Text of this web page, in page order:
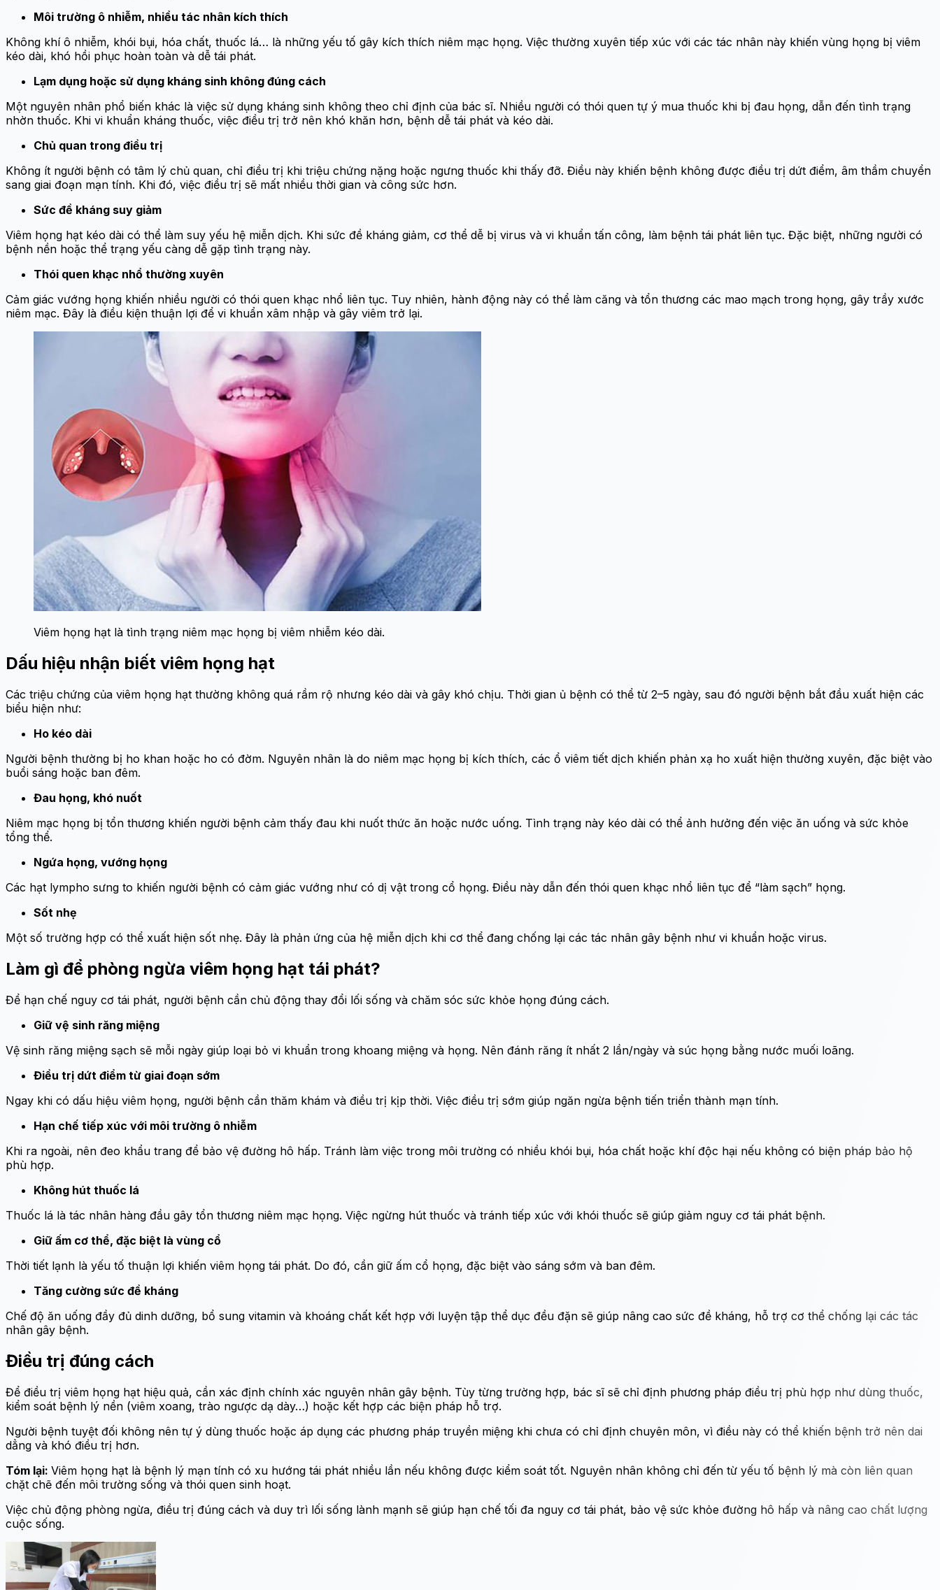
Môi trường ô nhiễm, nhiều tác nhân kích thích
Không khí ô nhiễm, khói bụi, hóa chất, thuốc lá… là những yếu tố gây kích thích niêm mạc họng. Việc thường xuyên tiếp xúc với các tác nhân này khiến vùng họng bị viêm
kéo dài, khó hồi phục hoàn toàn và dễ tái phát.
Lạm dụng hoặc sử dụng kháng sinh không đúng cách
Một nguyên nhân phổ biến khác là việc sử dụng kháng sinh không theo chỉ định của bác sĩ. Nhiều người có thói quen tự ý mua thuốc khi bị đau họng, dẫn đến tình trạng
nhờn thuốc. Khi vi khuẩn kháng thuốc, việc điều trị trở nên khó khăn hơn, bệnh dễ tái phát và kéo dài.
Chủ quan trong điều trị
Không ít người bệnh có tâm lý chủ quan, chỉ điều trị khi triệu chứng nặng hoặc ngưng thuốc khi thấy đỡ. Điều này khiến bệnh không được điều trị dứt điểm, âm thầm chuyển
sang giai đoạn mạn tính. Khi đó, việc điều trị sẽ mất nhiều thời gian và công sức hơn.
Sức đề kháng suy giảm
Viêm họng hạt kéo dài có thể làm suy yếu hệ miễn dịch. Khi sức đề kháng giảm, cơ thể dễ bị virus và vi khuẩn tấn công, làm bệnh tái phát liên tục. Đặc biệt, những người có
bệnh nền hoặc thể trạng yếu càng dễ gặp tình trạng này.
Thói quen khạc nhổ thường xuyên
Cảm giác vướng họng khiến nhiều người có thói quen khạc nhổ liên tục. Tuy nhiên, hành động này có thể làm căng và tổn thương các mao mạch trong họng, gây trầy xước
niêm mạc. Đây là điều kiện thuận lợi để vi khuẩn xâm nhập và gây viêm trở lại.
Viêm họng hạt là tình trạng niêm mạc họng bị viêm nhiễm kéo dài.
Dấu hiệu nhận biết viêm họng hạt
Các triệu chứng của viêm họng hạt thường không quá rầm rộ nhưng kéo dài và gây khó chịu. Thời gian ủ bệnh có thể từ 2–5 ngày, sau đó người bệnh bắt đầu xuất hiện các
biểu hiện như:
Ho kéo dài
Người bệnh thường bị ho khan hoặc ho có đờm. Nguyên nhân là do niêm mạc họng bị kích thích, các ổ viêm tiết dịch khiến phản xạ ho xuất hiện thường xuyên, đặc biệt vào
buổi sáng hoặc ban đêm.
Đau họng, khó nuốt
Niêm mạc họng bị tổn thương khiến người bệnh cảm thấy đau khi nuốt thức ăn hoặc nước uống. Tình trạng này kéo dài có thể ảnh hưởng đến việc ăn uống và sức khỏe
tổng thể.
Ngứa họng, vướng họng
Các hạt lympho sưng to khiến người bệnh có cảm giác vướng như có dị vật trong cổ họng. Điều này dẫn đến thói quen khạc nhổ liên tục để “làm sạch” họng.
Sốt nhẹ
Một số trường hợp có thể xuất hiện sốt nhẹ. Đây là phản ứng của hệ miễn dịch khi cơ thể đang chống lại các tác nhân gây bệnh như vi khuẩn hoặc virus.
Làm gì để phòng ngừa viêm họng hạt tái phát?
Để hạn chế nguy cơ tái phát, người bệnh cần chủ động thay đổi lối sống và chăm sóc sức khỏe họng đúng cách.
Giữ vệ sinh răng miệng
Vệ sinh răng miệng sạch sẽ mỗi ngày giúp loại bỏ vi khuẩn trong khoang miệng và họng. Nên đánh răng ít nhất 2 lần/ngày và súc họng bằng nước muối loãng.
Điều trị dứt điểm từ giai đoạn sớm
Ngay khi có dấu hiệu viêm họng, người bệnh cần thăm khám và điều trị kịp thời. Việc điều trị sớm giúp ngăn ngừa bệnh tiến triển thành mạn tính.
Hạn chế tiếp xúc với môi trường ô nhiễm
Khi ra ngoài, nên đeo khẩu trang để bảo vệ đường hô hấp. Tránh làm việc trong môi trường có nhiều khói bụi, hóa chất hoặc khí độc hại nếu không có biện pháp bảo hộ
phù hợp.
Không hút thuốc lá
Thuốc lá là tác nhân hàng đầu gây tổn thương niêm mạc họng. Việc ngừng hút thuốc và tránh tiếp xúc với khói thuốc sẽ giúp giảm nguy cơ tái phát bệnh.
Giữ ấm cơ thể, đặc biệt là vùng cổ
Thời tiết lạnh là yếu tố thuận lợi khiến viêm họng tái phát. Do đó, cần giữ ấm cổ họng, đặc biệt vào sáng sớm và ban đêm.
Tăng cường sức đề kháng
Chế độ ăn uống đầy đủ dinh dưỡng, bổ sung vitamin và khoáng chất kết hợp với luyện tập thể dục đều đặn sẽ giúp nâng cao sức đề kháng, hỗ trợ cơ thể chống lại các tác
nhân gây bệnh.
Điều trị đúng cách
Để điều trị viêm họng hạt hiệu quả, cần xác định chính xác nguyên nhân gây bệnh. Tùy từng trường hợp, bác sĩ sẽ chỉ định phương pháp điều trị phù hợp như dùng thuốc,
kiểm soát bệnh lý nền (viêm xoang, trào ngược dạ dày…) hoặc kết hợp các biện pháp hỗ trợ.
Người bệnh tuyệt đối không nên tự ý dùng thuốc hoặc áp dụng các phương pháp truyền miệng khi chưa có chỉ định chuyên môn, vì điều này có thể khiến bệnh trở nên dai
dẳng và khó điều trị hơn.
Tóm lại: Viêm họng hạt là bệnh lý mạn tính có xu hướng tái phát nhiều lần nếu không được kiểm soát tốt. Nguyên nhân không chỉ đến từ yếu tố bệnh lý mà còn liên quan
chặt chẽ đến môi trường sống và thói quen sinh hoạt.
Việc chủ động phòng ngừa, điều trị đúng cách và duy trì lối sống lành mạnh sẽ giúp hạn chế tối đa nguy cơ tái phát, bảo vệ sức khỏe đường hô hấp và nâng cao chất lượng
cuộc sống.